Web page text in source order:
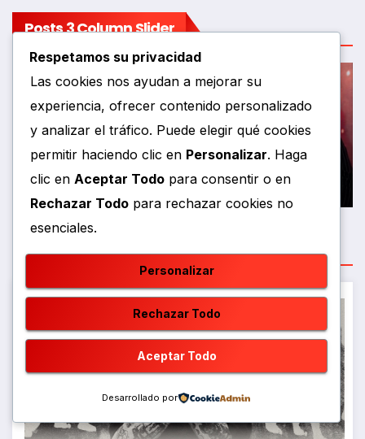
Posts 3 Column Slider
Entretenimiento
Flora Martínez regresa a las
tablas con una versión
renovadade su maravillosa
obraFrida Libre
AGOSTO 5, 2026 RCMEDIOS
Respetamos su privacidad
Las cookies nos ayudan a mejorar su
experiencia, ofrecer contenido personalizado
y analizar el tráfico. Puede elegir qué cookies
permitir haciendo clic en Personalizar. Haga
clic en Aceptar Todo para consentir o en
Rechazar Todo para rechazar cookies no
esenciales.
Personalizar
Rechazar Todo
Aceptar Todo
Desarrollado por